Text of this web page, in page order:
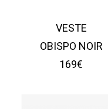
VESTE
OBISPO NOIR
169€